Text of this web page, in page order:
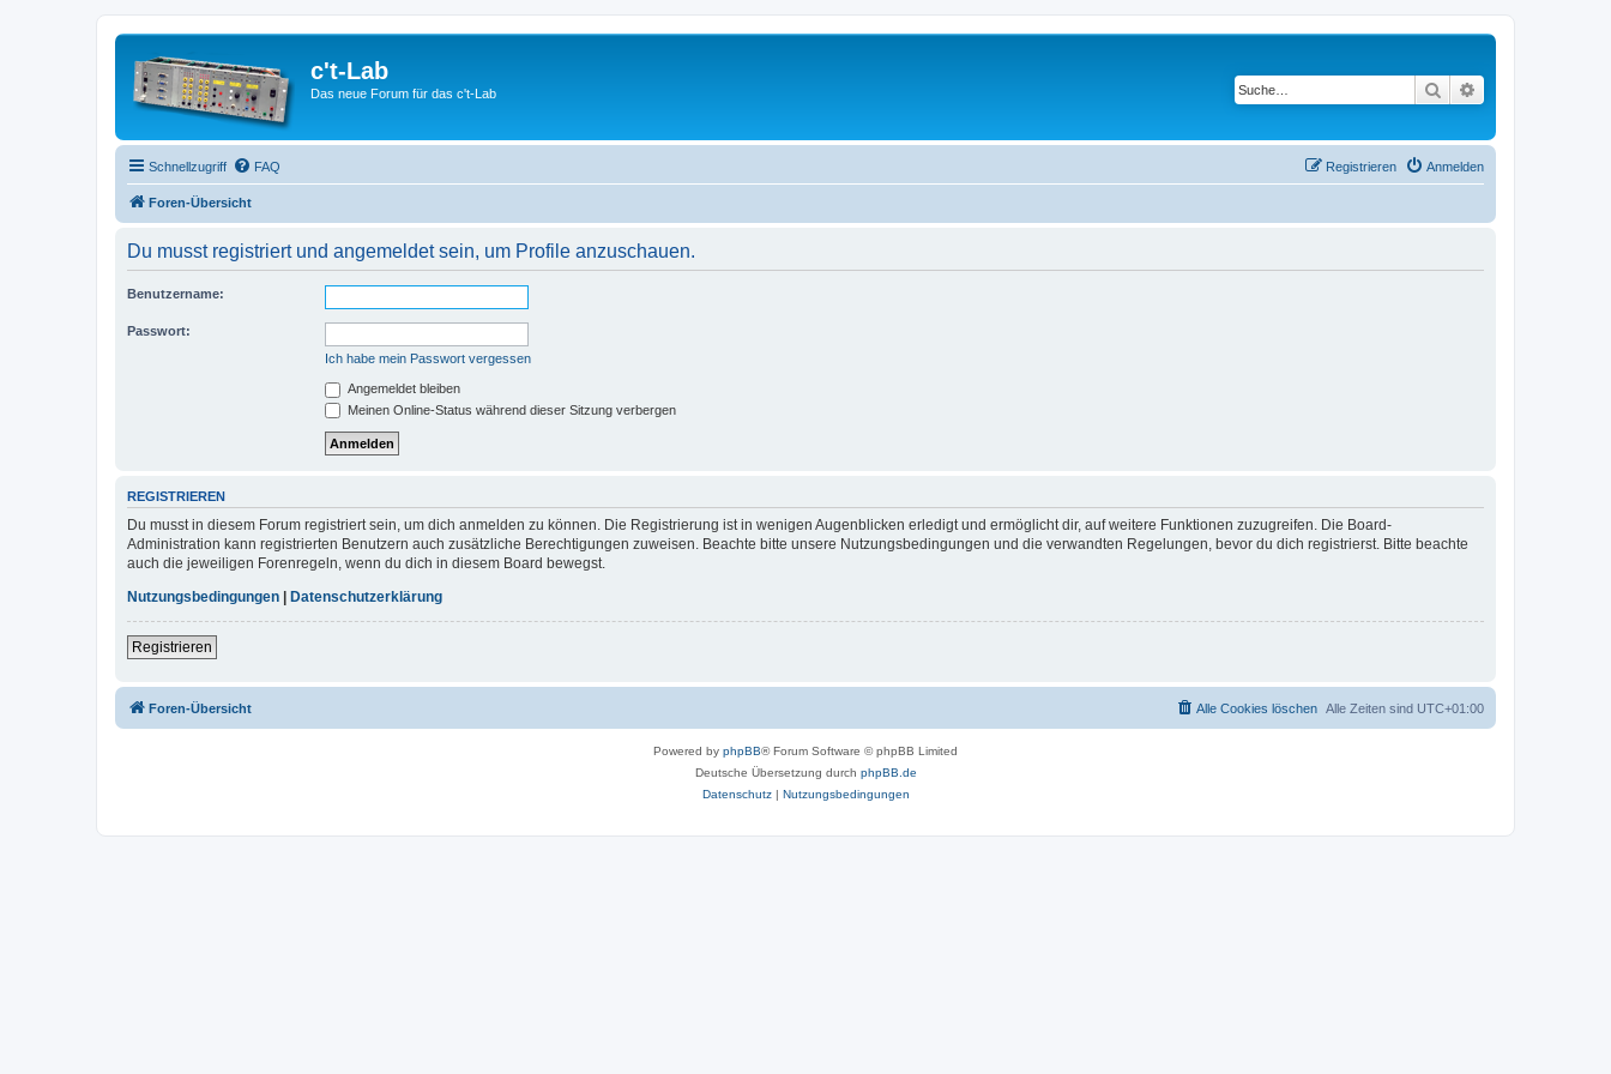
c't-Lab
Das neue Forum für das c't-Lab Suche
Schnellzugriff FAQ Anmelden
Registrieren
Foren-Übersicht
Du musst registriert und angemeldet sein, um Profile anzuschauen.
Benutzername:
Passwort:
Ich habe mein Passwort vergessen
Angemeldet bleiben
Meinen Online-Status während dieser Sitzung verbergen
REGISTRIEREN
Du musst in diesem Forum registriert sein, um dich anmelden zu können. Die Registrierung ist in wenigen Augenblicken erledigt und ermöglicht dir, auf weitere Funktionen zuzugreifen. Die Board-
Administration kann registrierten Benutzern auch zusätzliche Berechtigungen zuweisen. Beachte bitte unsere Nutzungsbedingungen und die verwandten Regelungen, bevor du dich registrierst. Bitte beachte
auch die jeweiligen Forenregeln, wenn du dich in diesem Board bewegst.
Nutzungsbedingungen | Datenschutzerklärung
Registrieren
Foren-Übersicht Alle Zeiten sind UTC+01:00
Alle Cookies löschen
Powered by phpBB® Forum Software © phpBB Limited
Deutsche Übersetzung durch phpBB.de
Datenschutz| Nutzungsbedingungen